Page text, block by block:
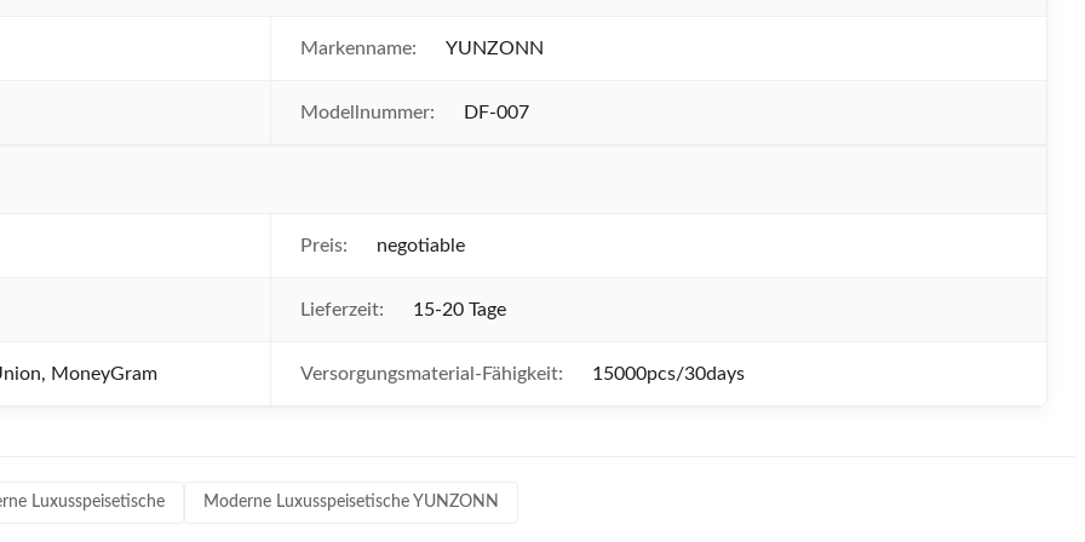
Markenname: YUNZONN
Modellnummer: DF-007
Preis: negotiable
Lieferzeit: 15-20 Tage
MoneyGram Versorgungsmaterial-Fähigkeit: 15000pcs/30days
Luxusspeisetische Moderne Luxusspeisetische YUNZONN